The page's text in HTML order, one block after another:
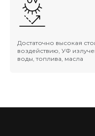
Достаточно высокая
воздействию, УФ
воды, топлива, масла